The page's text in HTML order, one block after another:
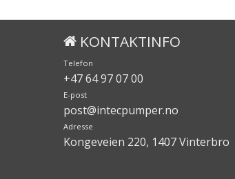
KONTAKTINFO
Telefon
+47 64 97 07 00
E-post
post@intecpumper.no
Adresse
Kongeveien 220, 1407 Vinterbro